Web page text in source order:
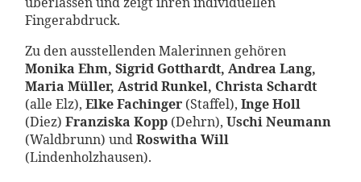
Fingerabdruck.
Zu den ausstellenden Malerinnen gehören
Monika Ehm, Sigrid Gotthardt, Andrea Lang,
Maria Müller, Astrid Runkel, Christa Schardt
(alle Elz),Elke Fachinger (Staffel),Inge Holl
(Diez)Franziska Kopp (Dehrn),Uschi Neumann
(Waldbrunn) undRoswitha Will
(Lindenholzhausen).